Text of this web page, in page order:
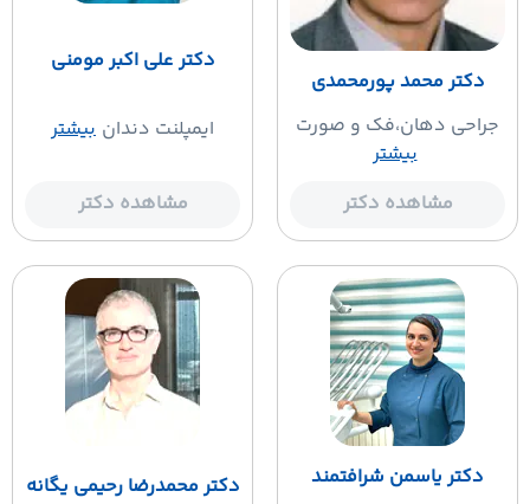
دکتر محمد پورمحمدی
جراحی دهان،فک و صورت
بیشتر
مشاهده دکتر
دکتر علی اکبر مومنی
ایمپلنت دندان بیشتر
مشاهده دکتر
دکتر یاسمن شرافتمند
دکتر محمدرضا رحیمی یگانه